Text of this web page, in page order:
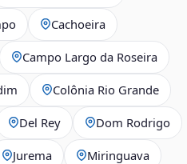
Cachoeira
Campo Largo da Roseira
Colônia Rio Grande
Del Rey Dom Rodrigo
Jurema Miringuava